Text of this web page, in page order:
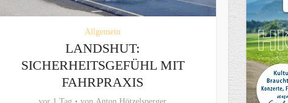
Allgemein
LANDSHUT:
SICHERHEITSGEFÜHL MIT
FAHRPRAXIS